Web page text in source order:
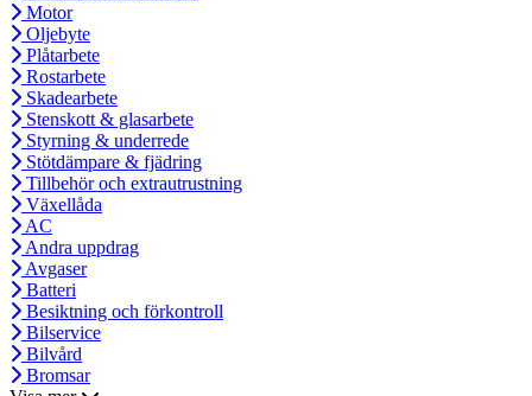
Motor
Oljebyte
Plåtarbete
Rostarbete
Skadearbete
Stenskott & glasarbete
Styrning & underrede
Stötdämpare & fjädring
Tillbehör och extrautrustning
Växellåda
AC
Andra uppdrag
Avgaser
Batteri
Besiktning och förkontroll
Bilservice
Bilvård
Bromsar